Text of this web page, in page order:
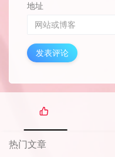
地址
发表评论
热
门
文
热门文章